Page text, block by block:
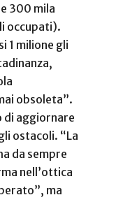
300 mila
occupati).
1 milione gli
obsoleta”.
di aggiornare
ostacoli. “La
da sempre
nell’ottica
ma